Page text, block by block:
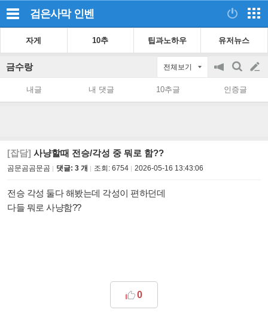
검은사막 인벤
자게 10추 팁과노하우 유저뉴스
금수랑 전체보기
공
on/off
검
색
글
쓰
내글 내 댓글 10추글 인증글
[잡담] 사냥할때 전승/각성 중 뭐로 함??
곰문곰곰문곰 댓글: 3 개 조회: 6754 2026-05-16 13:43:06
전승 각성 둘다 해봤는데 각성이 편하던데
다들 뭐로 사냥함??
0